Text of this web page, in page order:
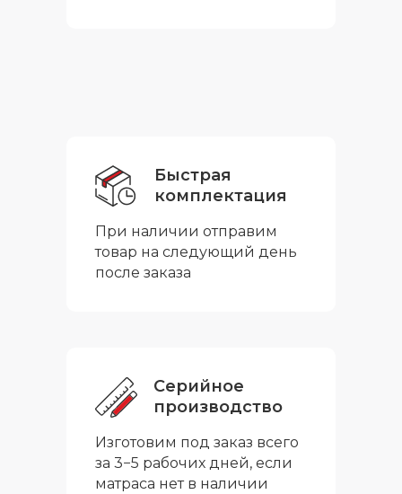
Быстрая
комплектация
При наличии отправим
товар на следующий день
после заказа
Серийное
производство
Изготовим под заказ всего
за 3−5 рабочих дней, если
матраса нет в наличии